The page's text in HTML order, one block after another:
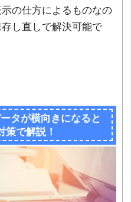
の仕方によるものなの
し直しで解決可能で
タが横向きになると
策で解説！